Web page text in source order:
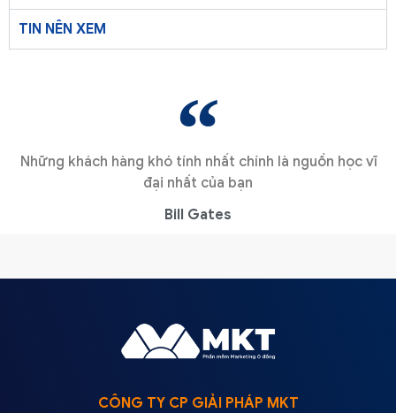
TIN NÊN XEM
Những khách hàng khó tính nhất chính là nguồn học vĩ
đại nhất của bạn
Bill Gates
CÔNG TY CP GIẢI PHÁP MKT